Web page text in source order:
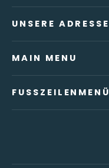
UNSERE ADRESSE
MAIN MENU
FUSSZEILENMENÜ